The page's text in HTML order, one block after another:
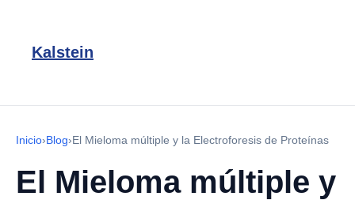
Kalstein
Inicio›Blog›El Mieloma múltiple y la Electroforesis de Proteínas
El Mieloma múltiple y